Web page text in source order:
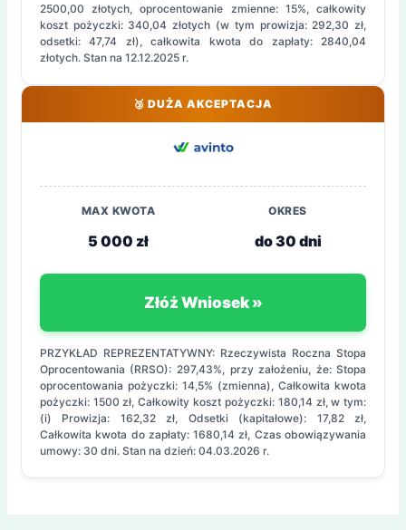
2500,00 złotych, oprocentowanie zmienne: 15%, całkowity
koszt pożyczki: 340,04 złotych (w tym prowizja: 292,30 zł,
odsetki: 47,74 zł), całkowita kwota do zapłaty: 2840,04
złotych. Stan na 12.12.2025 r.
🥉 DUŻA AKCEPTACJA
MAX KWOTA
5 000 zł
OKRES
do 30 dni
Złóż Wniosek »
PRZYKŁAD REPREZENTATYWNY: Rzeczywista Roczna Stopa
Oprocentowania (RRSO): 297,43%, przy założeniu, że: Stopa
oprocentowania pożyczki: 14,5% (zmienna), Całkowita kwota
pożyczki: 1500 zł, Całkowity koszt pożyczki: 180,14 zł, w tym:
(i) Prowizja: 162,32 zł, Odsetki (kapitałowe): 17,82 zł,
Całkowita kwota do zapłaty: 1680,14 zł, Czas obowiązywania
umowy: 30 dni. Stan na dzień: 04.03.2026 r.